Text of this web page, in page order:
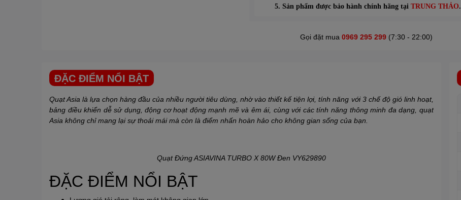
5. Sản phẩm được bảo hành chính hãng tại TRUNG THẢO.
Gọi đặt mua 0969 295 299(7:30 - 22:00)
ĐẶC ĐIỂM NỔI BẬT
Quạt Asia là lựa chọn hàng đầu của nhiều người tiêu dùng, nhờ vào thiết kế tiện lợi, tính năng với 3 chế độ gió linh hoạt,
bảng điều khiển dễ sử dụng, động cơ hoạt động mạnh mẽ và êm ái, cùng với các tính năng thông minh đa dạng, quạt
Asia không chỉ mang lại sự thoải mái mà còn là điểm nhấn hoàn hảo cho không gian sống của bạn.
Quạt Đứng ASIAVINA TURBO X 80W Đen VY629890
ĐẶC ĐIỂM NỔI BẬT